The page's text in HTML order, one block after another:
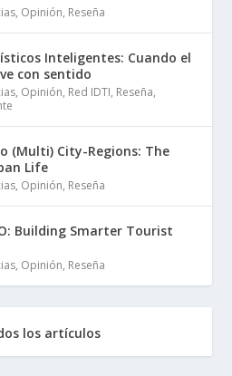
, Opinión, Reseña
Inteligentes: Cuando el
con sentido
, Opinión, Red IDTI, Reseña,
(Multi) City-Regions: The
Life
, Opinión, Reseña
Building Smarter Tourist
, Opinión, Reseña
los artículos